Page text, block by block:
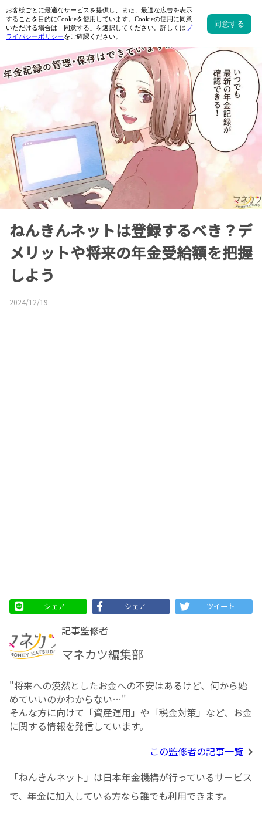
ねんきんネットは登録するべき？デ
メリットや将来の年金受給額を把握
しよう
2024/12/19
シェア シェア ツイート
記事監修者
マネカツ編集部
"将来への漠然としたお⾦への不安はあるけど、何から始
めていいのかわからない…"
そんな方に向けて「資産運用」や「税金対策」など、お金
に関する情報を発信しています。
この監修者の記事一覧
「ねんきんネット」は日本年金機構が行っているサービス
で、年金に加入している方なら誰でも利用できます。